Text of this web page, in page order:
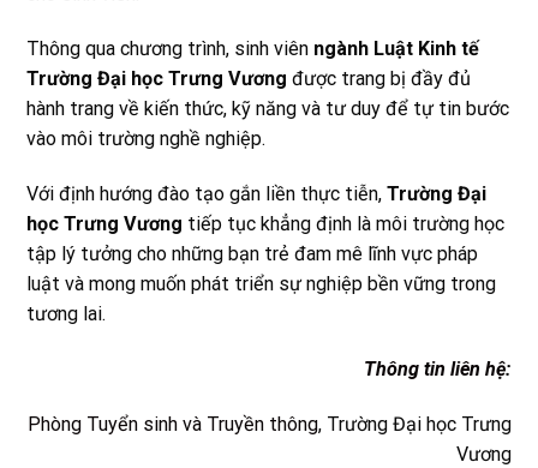
Thông qua chương trình, sinh viên ngành Luật Kinh tế
Trường Đại học Trưng Vương được trang bị đầy đủ
hành trang về kiến thức, kỹ năng và tư duy để tự tin bước
vào môi trường nghề nghiệp.
Với định hướng đào tạo gắn liền thực tiễn, Trường Đại
học Trưng Vương tiếp tục khẳng định là môi trường học
tập lý tưởng cho những bạn trẻ đam mê lĩnh vực pháp
luật và mong muốn phát triển sự nghiệp bền vững trong
tương lai.
Thông tin liên hệ:
Phòng Tuyển sinh và Truyền thông, Trường Đại học Trưng
Vương